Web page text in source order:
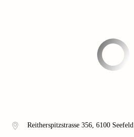
Reitherspitzstrasse 356, 6100 Seefeld